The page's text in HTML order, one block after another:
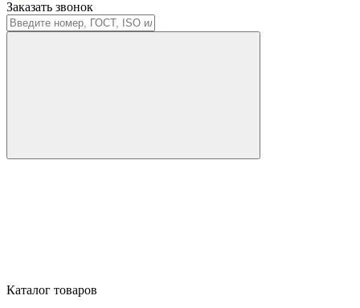
Заказать звонок
Каталог товаров